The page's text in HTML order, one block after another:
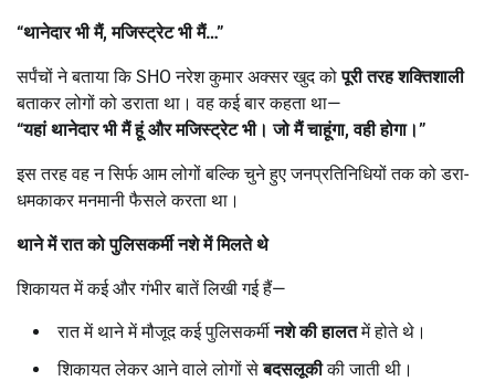
“थानेदार भी मैं,मजिस्ट्रेट भी मैं…”
सर्पंचों ने बताया कि SHO नरेश कुमार अक्सर खुद कोपूरी तरह शक्तिशाली
बताकर लोगों को डराता था। वह कई बार कहता था—
“यहां थानेदार भी मैं हूं और मजिस्ट्रेट भी। जो मैं चाहूंगा,वही होगा।”
इस तरह वह न सिर्फ आम लोगों बल्कि चुने हुए जनप्रतिनिधियों तक को डरा-
धमकाकर मनमानी फैसले करता था।
थाने में रात को पुलिसकर्मी नशे में मिलते थे
शिकायत में कई और गंभीर बातें लिखी गई हैं—
रात में थाने में मौजूद कई पुलिसकर्मीनशे की हालतमें होते थे।
शिकायत लेकर आने वाले लोगों सेबदसलूकीकी जाती थी।